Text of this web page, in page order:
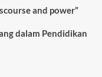
and power”
dalam Pendidikan